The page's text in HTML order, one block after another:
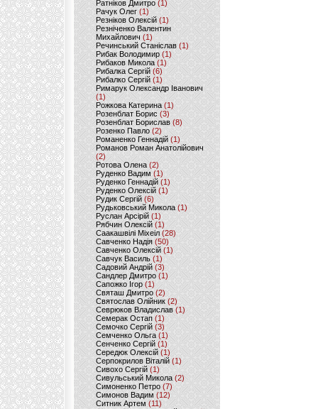
Ратніков Дмитро (1)
Рачук Олег (1)
Резніков Олексій(1)
Резніченко Валентин
Михайлович (1)
Речинський Станіслав (1)
Рибак Володимир(1)
Рибаков Микола(1)
Рибалка Сергій (6)
Рибалко Сергій (1)
Римарук Олександр Іванович
(1)
Рожкова Катерина(1)
Розенблат Борис (3)
Розенблат Борислав (8)
Розенко Павло (2)
Романенко Геннадій (1)
Романов Роман Анатолійович
(2)
Ротова Олена(2)
Руденко Вадим (1)
Руденко Геннадій (1)
Руденко Олексій(1)
Рудик Сергій(6)
Рудьковський Микола (1)
Руслан Арсірій(1)
Рябчин Олексій (1)
Саакашвілі Міхеіл(28)
Савченко Надія (50)
Савченко Олексій(1)
Савчук Василь (1)
Садовий Андрій (3)
Сандлер Дмитро(1)
Сапожко Ігор(1)
Святаш Дмитро (2)
Святослав Олійник (2)
Севрюков Владислав (1)
Семерак Остап (1)
Семочко Сергій (3)
Семченко Ольга (1)
Сенченко Сергій(1)
Середюк Олексій(1)
Серпокрилов Віталій(1)
Сивохо Сергій(1)
Сивульський Микола(2)
Симоненко Петро(7)
Симонов Вадим (12)
Ситник Артем(11)